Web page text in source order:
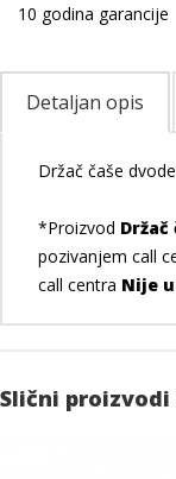
10 godina garancije
Detaljan opis
Držač čaše
*Proizvod
pozivanjem call
call centra Nije
Slični